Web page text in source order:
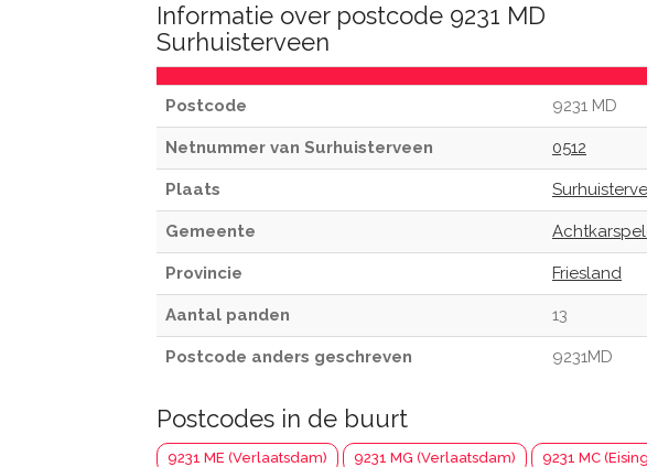
Informatie over postcode 9231 MD
Surhuisterveen
Postcode 9231 MD
Netnummer van Surhuisterveen 0512
Plaats
Gemeente
Provincie Friesland
Aantal panden 13
Postcode anders geschreven 9231MD
Postcodes in de buurt
9231 ME (Verlaatsdam) 9231 MG (Verlaatsdam) 9231 MC